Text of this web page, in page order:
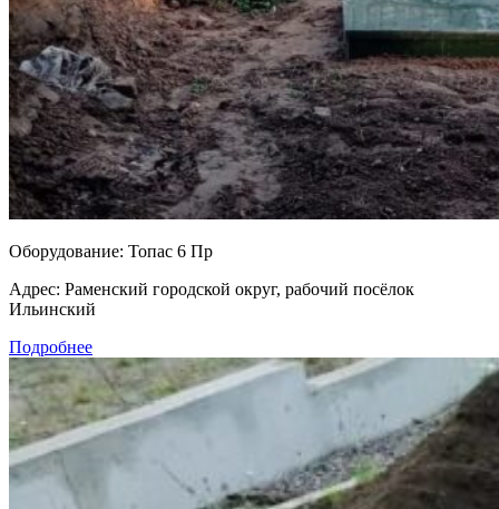
Оборудование: Топас 6 Пр
Адрес: Раменский городской округ, рабочий посёлок
Ильинский
Подробнее